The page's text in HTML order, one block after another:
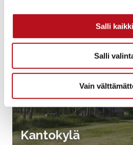
Salli kaikki
Salli
Vain
Kantokylä